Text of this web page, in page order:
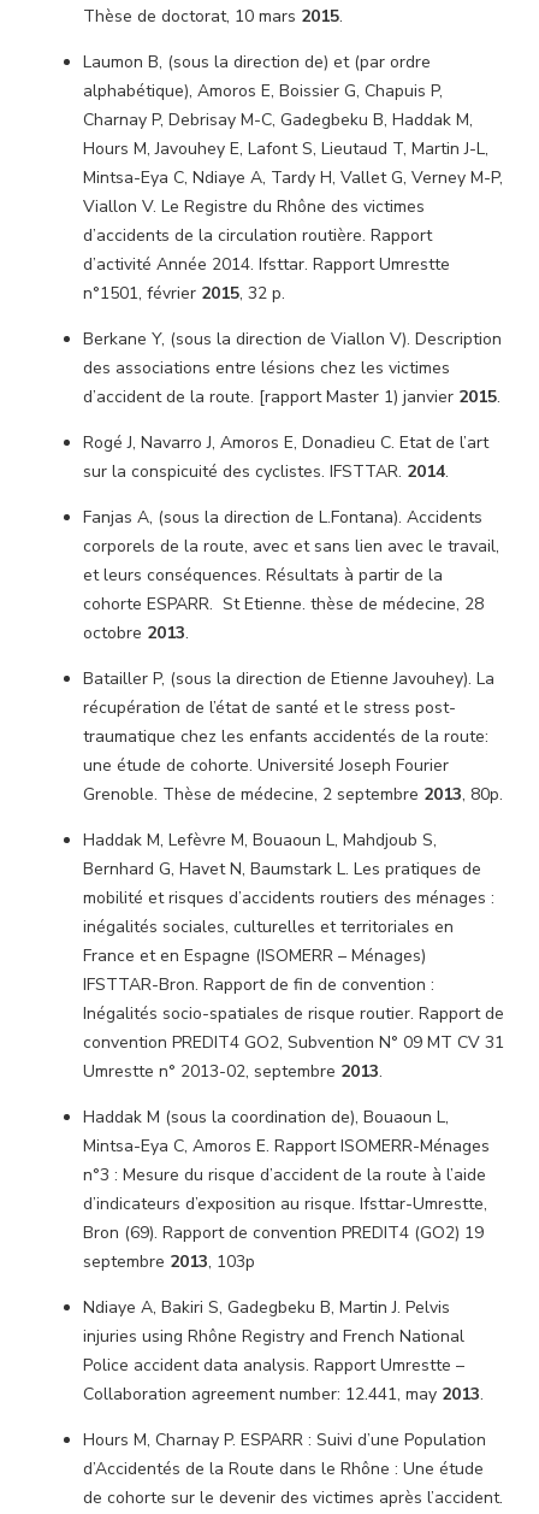
Thèse de doctorat, 10 mars 2015.
Laumon B, (sous la direction de) et (par ordre
alphabétique), Amoros E, Boissier G, Chapuis P,
Charnay P, Debrisay M-C, Gadegbeku B, Haddak M,
Hours M, Javouhey E, Lafont S, Lieutaud T, Martin J-L,
Mintsa-Eya C, Ndiaye A, Tardy H, Vallet G, Verney M-P,
Viallon V. Le Registre du Rhône des victimes
d’accidents de la circulation routière. Rapport
d’activité Année 2014. Ifsttar. Rapport Umrestte
n°1501, février 2015, 32 p.
Berkane Y, (sous la direction de Viallon V). Description
des associations entre lésions chez les victimes
d’accident de la route. [rapport Master 1) janvier 2015.
Rogé J, Navarro J, Amoros E, Donadieu C. Etat de l’art
sur la conspicuité des cyclistes. IFSTTAR. 2014.
Fanjas A, (sous la direction de L.Fontana). Accidents
corporels de la route, avec et sans lien avec le travail,
et leurs conséquences. Résultats à partir de la
cohorte ESPARR. St Etienne. thèse de médecine, 28
octobre 2013.
Batailler P, (sous la direction de Etienne Javouhey). La
récupération de l’état de santé et le stress post-
traumatique chez les enfants accidentés de la route:
une étude de cohorte. Université Joseph Fourier
Grenoble. Thèse de médecine, 2 septembre 2013, 80p.
Haddak M, Lefèvre M, Bouaoun L, Mahdjoub S,
Bernhard G, Havet N, Baumstark L. Les pratiques de
mobilité et risques d’accidents routiers des ménages :
inégalités sociales, culturelles et territoriales en
France et en Espagne (ISOMERR – Ménages)
IFSTTAR-Bron. Rapport de fin de convention :
Inégalités socio-spatiales de risque routier. Rapport de
convention PREDIT4 GO2, Subvention N° 09 MT CV 31
Umrestte n° 2013-02, septembre 2013.
Haddak M (sous la coordination de), Bouaoun L,
Mintsa-Eya C, Amoros E. Rapport ISOMERR-Ménages
n°3 : Mesure du risque d’accident de la route à l’aide
d’indicateurs d’exposition au risque. Ifsttar-Umrestte,
Bron (69). Rapport de convention PREDIT4 (GO2) 19
septembre 2013, 103p
Ndiaye A, Bakiri S, Gadegbeku B, Martin J. Pelvis
injuries using Rhône Registry and French National
Police accident data analysis. Rapport Umrestte –
Collaboration agreement number: 12.441, may 2013.
Hours M, Charnay P. ESPARR : Suivi d’une Population
d’Accidentés de la Route dans le Rhône : Une étude
de cohorte sur le devenir des victimes après l’accident.